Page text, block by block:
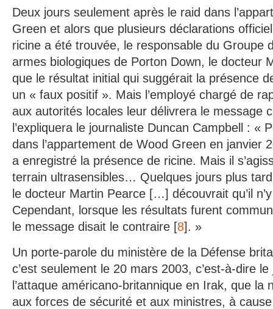
Deux jours seulement après le raid dans
Green et alors que plusieurs déclarations
ricine a été trouvée, le responsable du Groupe
armes biologiques de Porton Down, le docteur
que le résultat initial qui suggérait la présence
un « faux positif ». Mais l’employé chargé de
aux autorités locales leur délivrera le message
l’expliquera le journaliste Duncan Campbell : «
dans l’appartement de Wood Green en janvier
a enregistré la présence de ricine. Mais il
terrain ultrasensibles… Quelques jours plus
le docteur Martin Pearce […] découvrait qu’il
Cependant, lorsque les résultats furent
le message disait le contraire [8]. »
Un porte-parole du ministère de la Défense
c’est seulement le 20 mars 2003, c’est-à-dire
l’attaque américano-britannique en Irak, que la
aux forces de sécurité et aux ministres, à cause